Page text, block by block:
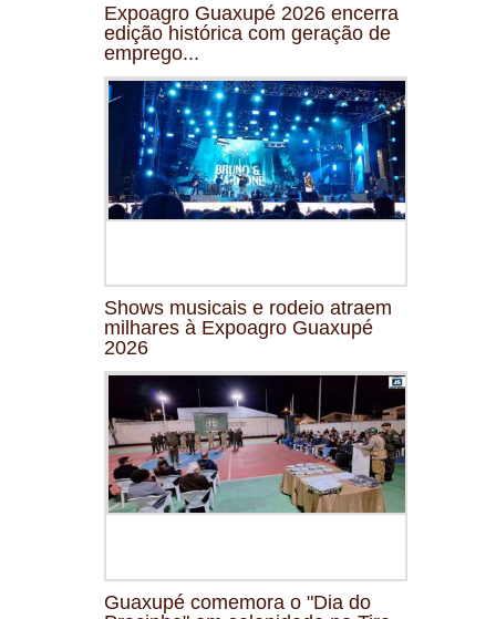
Expoagro Guaxupé 2026 encerra
edição histórica com geração de
emprego...
Shows musicais e rodeio atraem
milhares à Expoagro Guaxupé
2026
Guaxupé comemora o "Dia do